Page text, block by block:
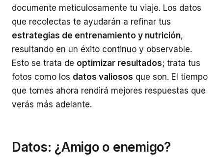
documente meticulosamente tu viaje. Los datos
que recolectas te ayudarán a refinar tus
estrategias de entrenamiento y nutrición,
resultando en un éxito continuo y observable.
Esto se trata de optimizar resultados; trata tus
fotos como los datos valiosos que son. El tiempo
que tomes ahora rendirá mejores respuestas que
verás más adelante.
Datos: ¿Amigo o enemigo?